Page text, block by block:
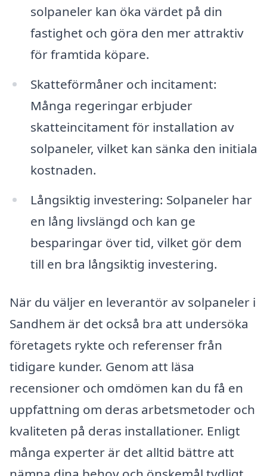
solpaneler kan öka värdet på din
fastighet och göra den mer attraktiv
för framtida köpare.
Skatteförmåner och incitament:
Många regeringar erbjuder
skatteincitament för installation av
solpaneler, vilket kan sänka den initiala
kostnaden.
Långsiktig investering: Solpaneler har
en lång livslängd och kan ge
besparingar över tid, vilket gör dem
till en bra långsiktig investering.
När du väljer en leverantör av solpaneler i
Sandhem är det också bra att undersöka
företagets rykte och referenser från
tidigare kunder. Genom att läsa
recensioner och omdömen kan du få en
uppfattning om deras arbetsmetoder och
kvaliteten på deras installationer. Enligt
många experter är det alltid bättre att